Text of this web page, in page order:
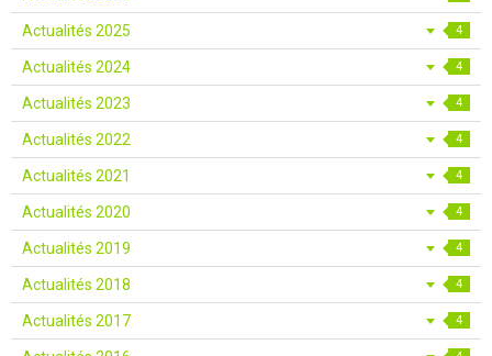
Actualités 2025 4
Actualités 2024 4
Actualités 2023 4
Actualités 2022 4
Actualités 2021 4
Actualités 2020 4
Actualités 2019 4
Actualités 2018 4
Actualités 2017 4